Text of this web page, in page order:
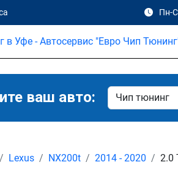
Пн-
ваш авто:
Lexus NX200t 2014 - 2020 2.0